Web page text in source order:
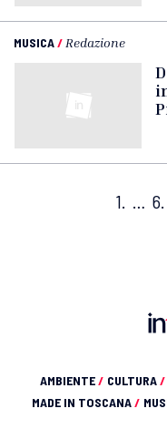
MUSICA/ Redazione
1. … 6.
AMBIENTE/ CULTURA/
MADE IN TOSCANA/